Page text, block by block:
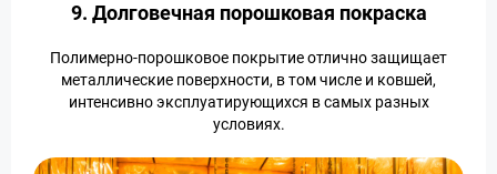
9. Долговечная порошковая покраска
Полимерно-порошковое покрытие отлично защищает
металлические поверхности, в том числе и ковшей,
интенсивно эксплуатирующихся в самых разных
условиях.